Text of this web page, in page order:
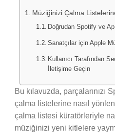
Müziğinizi Çalma
Doğrudan Spotify ve
Sanatçılar için Apple
Kullanıcı Tarafından
İletişime Geçin
Bu kılavuzda, parçalarınızı
çalma listelerine nasıl
çalma listesi küratörleriyle
müziğinizi yeni kitlelere